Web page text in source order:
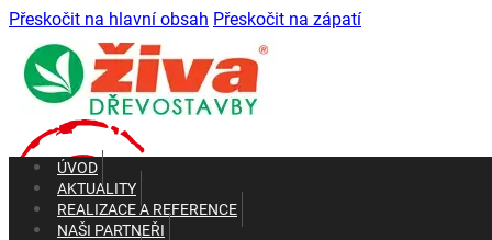
Přeskočit na hlavní obsah Přeskočit na zápatí
ÚVOD
AKTUALITY
REALIZACE A REFERENCE
NAŠI PARTNEŘI